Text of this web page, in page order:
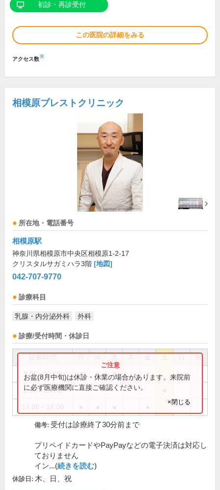
初診・再診受付
この医院の詳細をみる
アクセス数※
相模原ブレストクリニック
所在地・電話番号
相模原駅
神奈川県相模原市中央区相模原1-2-17
クリスタルサガミハラ3階 [地図]
042-707-9770
診療科目
乳腺・内分泌外科 外科
診療/受付時間・休診日
祝
9:00～12:00 ● ● ● ●
9:00～13:00
お盆(8月中旬)は休診・休業の場合があります。来院前
に必ず医療機関に直接ご確認ください。
×閉じる
備考: 受付は診療終了30分前まで
プリペイドカードやPayPayなどの電子決済は対応し
ておりません
イン...(続きを読む)
休診日: 木、日、祝